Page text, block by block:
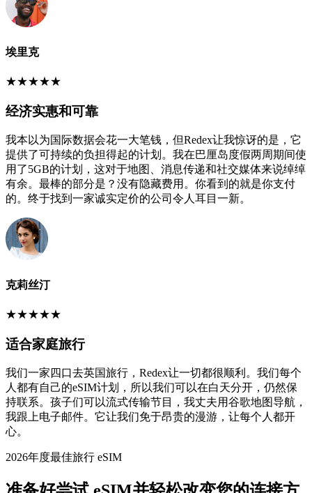
埃里克
★★★★★
经济实惠和可靠
我本以为国际数据会花一大笔钱，但Redex让我惊讶的是，它
提供了可持续的负担得起的计划。我在巴厘岛度假两周期间使
用了5GB的计划，这对于地图、消息传递和社交媒体来说绰绰
有余。最棒的部分是？没有隐藏费用。你看到的就是你支付
的。终于找到一家诚实定价的公司令人耳目一新。
克莉丝汀
★★★★★
适合家庭旅行
我们一家四口去英国旅行，Redex让一切都很顺利。我们每个
人都有自己的eSIM计划，所以我们可以在白天分开，仍然保
持联系。孩子们可以流式传输节目，我丈夫用谷歌地图导航，
我跟上电子邮件。它让我们免于昂贵的漫游，让每个人都开
心。
2026年度最佳旅行 eSIM